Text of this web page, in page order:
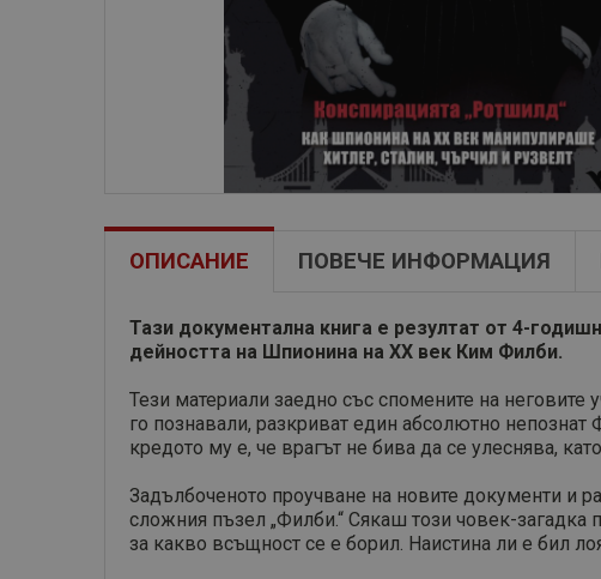
ОПИСАНИЕ ПОВЕЧЕ ИНФОРМАЦИЯ
Тази документална книга е резултат от 4-
дейността на Шпионина на ХХ век Ким Филби.
Тези материали заедно със спомените на неговите
го познавали, разкриват един абсолютно
кредото му е, че врагът не бива да се улеснява,
Задълбоченото проучване на новите документи и
сложния пъзел „Филби.“ Сякаш този човек-
за какво всъщност се е борил. Наистина ли е бил